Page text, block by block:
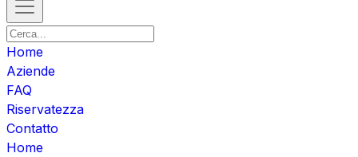
Home
Aziende
FAQ
Riservatezza
Contatto
Home